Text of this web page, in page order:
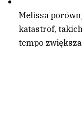
Melissa
katastrof,
tempo